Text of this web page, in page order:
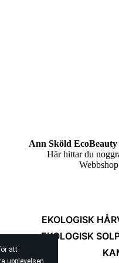
att
upplevelsen
Ann Sköld EcoBeauty
Här hittar du
EKOLOGISK
EKOLOGISK